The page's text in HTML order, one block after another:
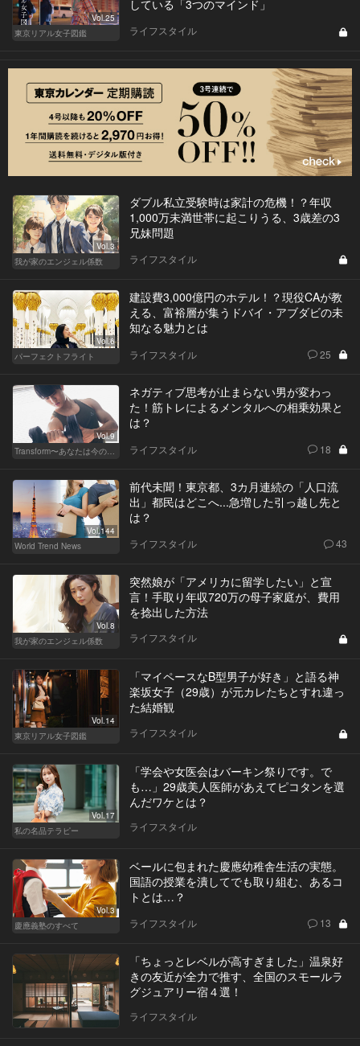
Vol.25
東京リアル女子図鑑
している「3つのマインド」
ライフスタイル
Vol.3
我が家のエンジェル係数
ダブル私立受験時は家計の危機！？年収
1,000万未満世帯に起こりうる、3歳差の3
兄妹問題
ライフスタイル
Vol.6
パーフェクトフライト
建設費3,000億円のホテル！？現役CAが教
える、富裕層が集うドバイ・アブダビの未
知なる魅力とは
ライフスタイル 25
Vol.9
Transform〜あなたは今の自分に満足してますか？〜
ネガティブ思考が止まらない男が変わっ
た！筋トレによるメンタルへの相乗効果と
は？
ライフスタイル 18
Vol.144
World Trend News
前代未聞！東京都、3カ月連続の「人口流
出」都民はどこへ...急増した引っ越し先と
は？
ライフスタイル 43
Vol.8
我が家のエンジェル係数
突然娘が「アメリカに留学したい」と宣
言！手取り年収720万の母子家庭が、費用
を捻出した方法
ライフスタイル
Vol.14
東京リアル女子図鑑
「マイペースなB型男子が好き」と語る神
楽坂女子（29歳）が元カレたちとすれ違っ
た結婚観
ライフスタイル
Vol.17
私の名品テラピー
「学会や女医会はバーキン祭りです。で
も…」29歳美人医師があえてピコタンを選
んだワケとは？
ライフスタイル
Vol.3
慶應義塾のすべて
ベールに包まれた慶應幼稚舎生活の実態。
国語の授業を潰してでも取り組む、あるコ
トとは…？
ライフスタイル 13
「ちょっとレベルが高すぎました」温泉好
きの友近が全力で推す、全国のスモールラ
グジュアリー宿４選！
ライフスタイル